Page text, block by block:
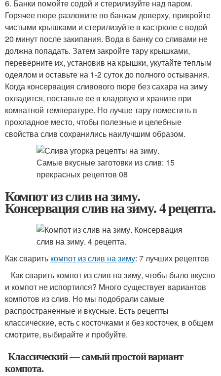
6. Банки помойте содой и стерилизуйте над паром.
Горячее пюре разложите по банкам доверху, прикройте
чистыми крышками и стерилизуйте в кастрюле с водой
20 минут после закипания. Вода в банку со сливами не
должна попадать. Затем закройте тару крышками,
переверните их, установив на крышки, укутайте теплым
одеялом и оставьте на 1-2 суток до полного остывания.
Когда консервация сливового пюре без сахара на зиму
охладится, поставьте ее в кладовую и храните при
комнатной температуре. Но лучше тару поместить в
прохладное место, чтобы полезные и целебные
свойства слив сохранились наилучшим образом.
Компот из слив на зиму.
Консервация слив на зиму. 4 рецепта.
Как сварить компот из слив на зиму: 7 лучших рецептов
Как сварить компот из слив на зиму, чтобы было вкусно
и компот не испортился? Много существует вариантов
компотов из слив. Но мы подобрали самые
распространенные и вкусные. Есть рецепты
классические, есть с косточками и без косточек, в общем
смотрите, выбирайте и пробуйте.
Классический — самый простой вариант
компота.